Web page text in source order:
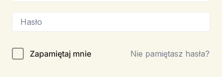
Zapamiętaj mnie Nie pamiętasz hasła?